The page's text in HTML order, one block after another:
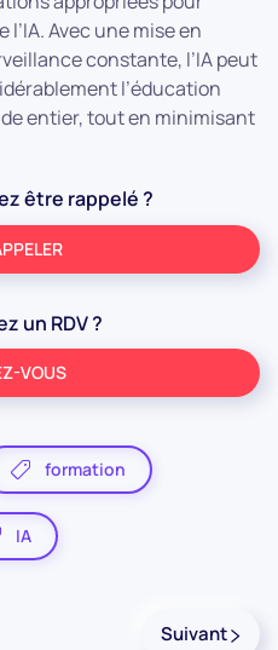
Avec une mise en
constante, l’IA peut
l’éducation
entier, tout en minimisant
être rappelé ?
un RDV ?
VOUS
formation
IA
Suivant